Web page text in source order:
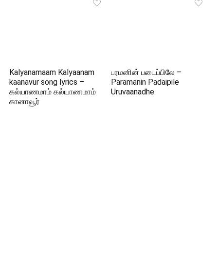
Kalyanamaam Kalyaanam
kaanavur song lyrics –
கல்யாணமாம் கல்யாணமாம்
கானாவூர்
பரமனின் படைப்பிலே –
Paramanin Padaipile
Uruvaanadhe